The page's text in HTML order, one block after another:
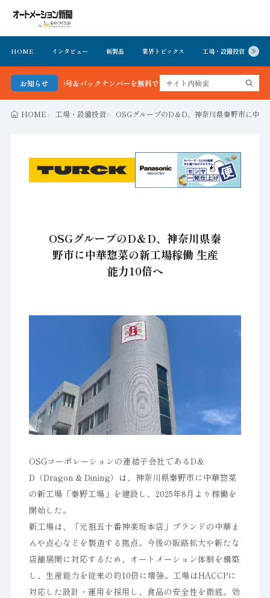
HOME インタビュー 新製品 業界トピックス 工場・設備投資
お知らせ
最新号＆バックナンバーを無料で公開中 詳細はこちら
HOME 工場・設備投資 OSGグループのD＆D、神奈川県秦野市に中
OSGグループのD＆D、神奈川県秦
野市に中華惣菜の新工場稼働 生産
能力10倍へ
OSGコーポレーションの連結子会社であるD＆
D（Dragon & Dining）は、神奈川県秦野市に中華惣菜
の新工場「秦野工場」を建設し、2025年8月より稼働を
開始した。
新工場は、「元祖五十番神楽坂本店」ブランドの中華ま
んや点心などを製造する拠点。今後の販路拡大や新たな
店舗展開に対応するため、オートメーション体制を構築
し、生産能力を従来の約10倍に増強。工場はHACCPに
対応した設計・運用を採用し、食品の安全性を徹底。効